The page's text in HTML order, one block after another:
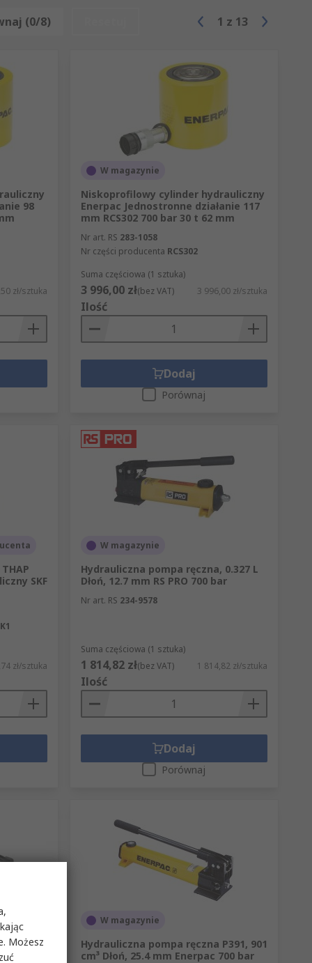
ciśnienia cieczy roboczej. Przy
oraz dopuszczalne warunki pracy.
ręczne sprawdzają się w przenośnych
i elementy kontrolne. Wykorzystuje
W zależności od konstrukcji
i akcesoria montażowe. Są ważne
szczególnie ważna jest zgodność
lub zaburzać pracę całej instalacji.
przed przeciążeniem
producenta i wymaganiami danej
Kategoria obejmuje m.in.
hydrauliczne pompy ręczne,
danej aplikacji.
(0/8) 1 z 13
98
zł/sztuka
W magazynie
Niskoprofilowy cylinder hydrauliczny
Enerpac Jednostronne działanie 117
mm RCS302 700 bar 30 t 62 mm
Nr art. RS 283-1058
Nr części producenta RCS302
Suma częściowa (1 sztuka)
3 996,00 zł(bez VAT) 3 996,00 zł/sztuka
Ilość
Dodaj
Porównaj
SKF
zł/sztuka
W magazynie
Hydrauliczna pompa ręczna, 0.327 L
Dłoń, 12.7 mm RS PRO 700 bar
Nr art. RS 234-9578
Suma częściowa (1 sztuka)
1 814,82 zł(bez VAT) 1 814,82 zł/sztuka
Ilość
Dodaj
Porównaj
901
bar
W magazynie
Hydrauliczna pompa ręczna P391, 901
cm³ Dłoń, 25.4 mm Enerpac 700 bar
Możesz